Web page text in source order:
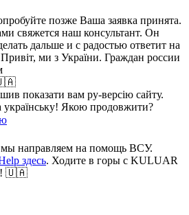
позже Ваша заявка принята.
свяжется наш консультант. Он
дальше и с радостью ответит на
Привіт, ми з України. Граждан россии
🇺🇦
показати вам ру-версію сайту.
Якою продовжити?
направляем на помощь ВСУ.
здесь. Ходите в горы с KULUAR
🇺🇦